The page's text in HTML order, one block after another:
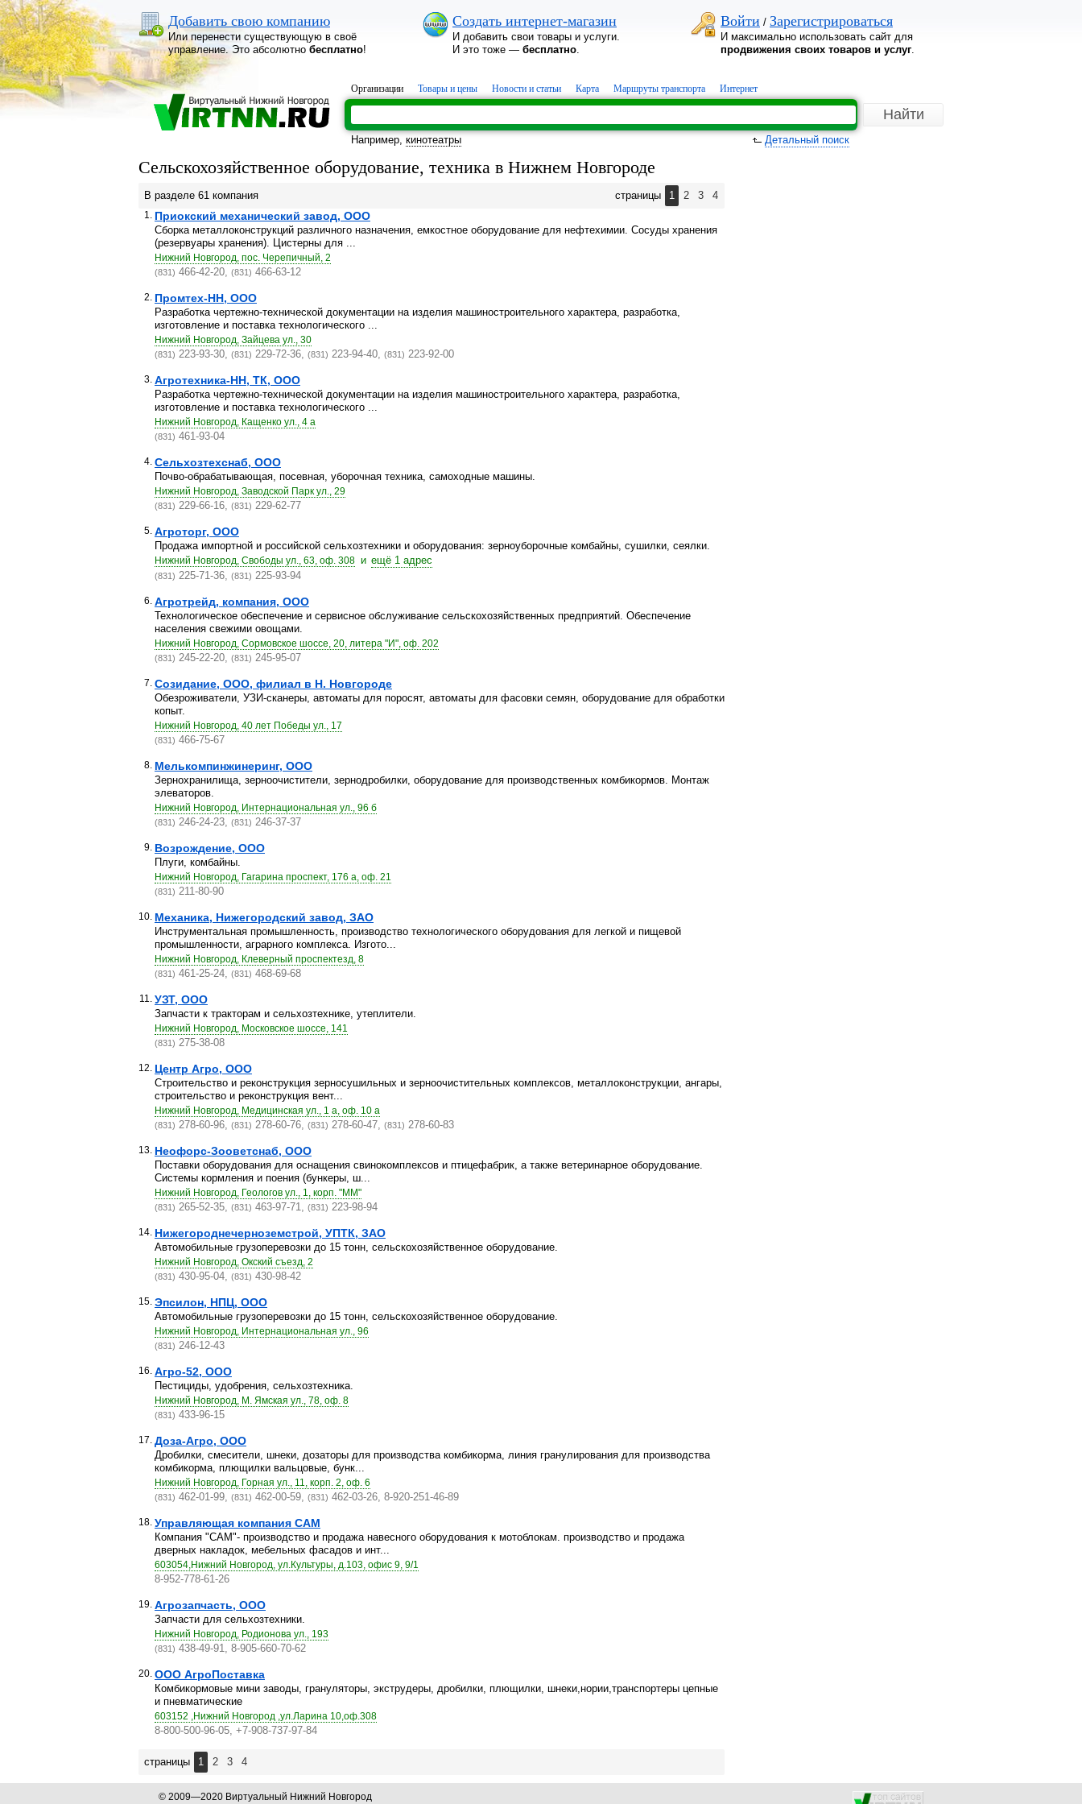
Добавить свою компанию
Или перенести существующую в своё
управление. Это абсолютно бесплатно!
Создать интернет-магазин
И добавить свои товары и услуги.
И это тоже — бесплатно.
Войти / Зарегистрироваться
И максимально использовать сайт для
продвижения своих товаров и услуг.
Организации Товары и цены Новости и статьи Карта Маршруты транспорта Интернет
Например, кинотеатры Детальный поиск
Сельскохозяйственное оборудование, техника в Нижнем Новгороде
В разделе 61 компания страницы 1 2 3 4
1. Приокский механический завод, ООО
Сборка металлоконструкций различного назначения, емкостное оборудование для нефтехимии. Сосуды хранения
(резервуары хранения). Цистерны для ...
Нижний Новгород, пос. Черепичный, 2
(831) 466-42-20, (831) 466-63-12
2. Промтех-НН, ООО
Разработка чертежно-технической документации на изделия машиностроительного характера, разработка,
изготовление и поставка технологического ...
Нижний Новгород, Зайцева ул., 30
(831) 223-93-30, (831) 229-72-36, (831) 223-94-40, (831) 223-92-00
3. Агротехника-НН, ТК, ООО
Разработка чертежно-технической документации на изделия машиностроительного характера, разработка,
изготовление и поставка технологического ...
Нижний Новгород, Кащенко ул., 4 а
(831) 461-93-04
4. Сельхозтехснаб, ООО
Почво-обрабатывающая, посевная, уборочная техника, самоходные машины.
Нижний Новгород, Заводской Парк ул., 29
(831) 229-66-16, (831) 229-62-77
5. Агроторг, ООО
Продажа импортной и российской сельхозтехники и оборудования: зерноуборочные комбайны, сушилки, сеялки.
Нижний Новгород, Свободы ул., 63, оф. 308 и ещё 1 адрес
(831) 225-71-36, (831) 225-93-94
6. Агротрейд, компания, ООО
Технологическое обеспечение и сервисное обслуживание сельскохозяйственных предприятий. Обеспечение
населения свежими овощами.
Нижний Новгород, Сормовское шоссе, 20, литера "И", оф. 202
(831) 245-22-20, (831) 245-95-07
7. Созидание, ООО, филиал в Н. Новгороде
Обезроживатели, УЗИ-сканеры, автоматы для поросят, автоматы для фасовки семян, оборудование для обработки
копыт.
Нижний Новгород, 40 лет Победы ул., 17
(831) 466-75-67
8. Мелькомпинжинеринг, ООО
Зернохранилища, зерноочистители, зернодробилки, оборудование для производственных комбикормов. Монтаж
элеваторов.
Нижний Новгород, Интернациональная ул., 96 б
(831) 246-24-23, (831) 246-37-37
9. Возрождение, ООО
Плуги, комбайны.
Нижний Новгород, Гагарина проспект, 176 а, оф. 21
(831) 211-80-90
10. Механика, Нижегородский завод, ЗАО
Инструментальная промышленность, производство технологического оборудования для легкой и пищевой
промышленности, аграрного комплекса. Изгото...
Нижний Новгород, Клеверный проспектезд, 8
(831) 461-25-24, (831) 468-69-68
11. УЗТ, ООО
Запчасти к тракторам и сельхозтехнике, утеплители.
Нижний Новгород, Московское шоссе, 141
(831) 275-38-08
12. Центр Агро, ООО
Строительство и реконструкция зерносушильных и зерноочистительных комплексов, металлоконструкции, ангары,
строительство и реконструкция вент...
Нижний Новгород, Медицинская ул., 1 а, оф. 10 а
(831) 278-60-96, (831) 278-60-76, (831) 278-60-47, (831) 278-60-83
13. Неофорс-Зооветснаб, ООО
Поставки оборудования для оснащения свинокомплексов и птицефабрик, а также ветеринарное оборудование.
Системы кормления и поения (бункеры, ш...
Нижний Новгород, Геологов ул., 1, корп. "ММ"
(831) 265-52-35, (831) 463-97-71, (831) 223-98-94
14. Нижегороднечерноземстрой, УПТК, ЗАО
Автомобильные грузоперевозки до 15 тонн, сельскохозяйственное оборудование.
Нижний Новгород, Окский съезд, 2
(831) 430-95-04, (831) 430-98-42
15. Эпсилон, НПЦ, ООО
Автомобильные грузоперевозки до 15 тонн, сельскохозяйственное оборудование.
Нижний Новгород, Интернациональная ул., 96
(831) 246-12-43
16. Агро-52, ООО
Пестициды, удобрения, сельхозтехника.
Нижний Новгород, М. Ямская ул., 78, оф. 8
(831) 433-96-15
17. Доза-Агро, ООО
Дробилки, смесители, шнеки, дозаторы для производства комбикорма, линия гранулирования для производства
комбикорма, плющилки вальцовые, бунк...
Нижний Новгород, Горная ул., 11, корп. 2, оф. 6
(831) 462-01-99, (831) 462-00-59, (831) 462-03-26, 8-920-251-46-89
18. Управляющая компания САМ
Компания "САМ"- производство и продажа навесного оборудования к мотоблокам. производство и продажа
дверных накладок, мебельных фасадов и инт...
603054,Нижний Новгород, ул.Культуры, д.103, офис 9, 9/1
8-952-778-61-26
19. Агрозапчасть, ООО
Запчасти для сельхозтехники.
Нижний Новгород, Родионова ул., 193
(831) 438-49-91, 8-905-660-70-62
20. ООО АгроПоставка
Комбикормовые мини заводы, грануляторы, экструдеры, дробилки, плющилки, шнеки,нории,транспортеры цепные
и пневматические
603152 ,Нижний Новгород ,ул.Ларина 10,оф.308
8-800-500-96-05, +7-908-737-97-84
страницы 1 2 3 4
© 2009—2020 Виртуальный Нижний Новгород